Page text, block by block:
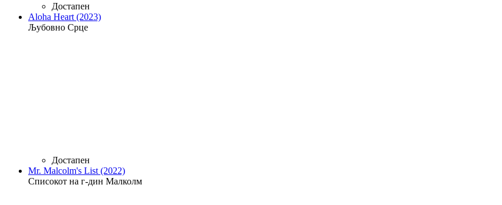
Достапен
Aloha Heart (2023)
Љубовно Срце
Достапен
Mr. Malcolm's List (2022)
Списокот на г-дин Малколм